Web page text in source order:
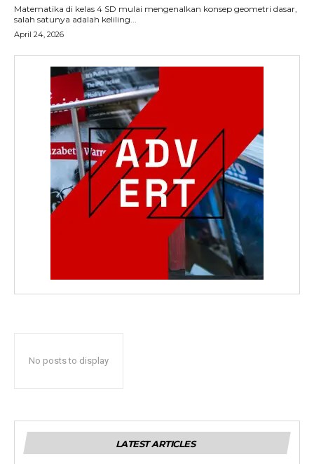
Matematika di kelas 4 SD mulai mengenalkan konsep geometri dasar,
salah satunya adalah keliling...
April 24, 2026
No posts to display
LATEST ARTICLES